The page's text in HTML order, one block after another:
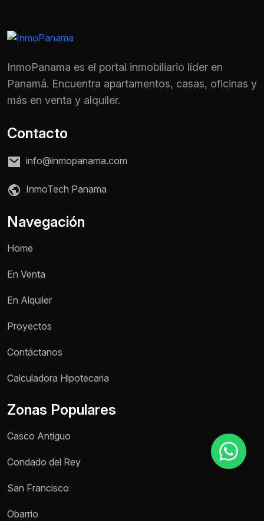
Nombre *
InmoPanama es el portal inmobiliario líder en
Panamá. Encuentra apartamentos, casas, oficinas y
más en venta y alquiler.
Contacto
info@inmopanama.com
InmoTech Panama
Navegación
Home
En Venta
En Alquiler
Proyectos
Contáctanos
Calculadora Hipotecaria
Zonas Populares
Casco Antiguo
Condado del Rey
San Francisco
Obarrio